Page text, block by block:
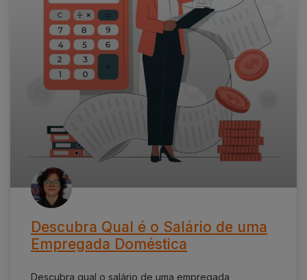
Descubra Qual é o Salário de uma
Empregada Doméstica
Descubra qual o salário de uma empregada